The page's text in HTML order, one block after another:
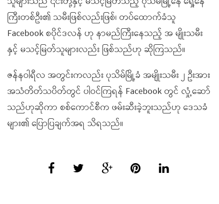
ကြီးတစ်ဦး၏ သမီးဖြစ်လည်းဖြစ်၊ တပ်ထောက်ခံသူ
Facebook စပိုင်ဒလန် ဟု နာမည်ကြီးနေသည့် အ မျိုးသမီး
နှင့် မသင့်မြတ်သူများလည်း ဖြစ်သည်ဟု ဆိုကြသည်။
ဇန်နဝါရီလ အတွင်းကလည်း ပုသိမ်မြို့ခံ အမျိုးသမီး ၂ ဦးအား
အသံတိတ်သပိတ်တွင် ပါဝင်ကြရန် Facebook တွင် လှုံ့ဆော်
သည်ဟုဆိုကာ စစ်ကောင်စီက ဖမ်းဆီးခဲ့ဘူးသည်ဟု ဒေသခံ
များ၏ ပြောပြချက်အရ သိရသည်။